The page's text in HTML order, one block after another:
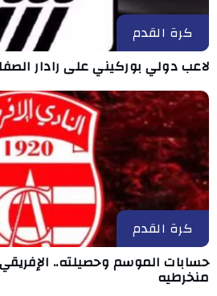
كرة القدم
لاعب دولي بوركيني على رادار
كرة القدم
حسابات الموسم وحصيلته..
منخرطيه